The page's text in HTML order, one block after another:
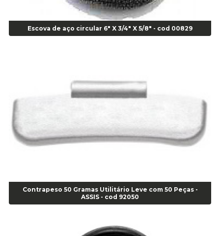
Agulha Inserto Pneu s/ câmara - Moto - cod 02973
Agulha Inserto Pneus s/ câmara - Passeio - Cod 00163
Agulha para Aplicação Vipstem- Vipal - Cod 02558
Alicate Bico Curvo - Cod 01781
Alicate Bico Reto - Cod 02804
Alicate Bico Reto para Anéis Internos - Cod 00892
Alicate Bomba D Água - Cod 01326
Alicate Corte Diagonal - Cod 02138
Alicate de Corte Diagonal - cod 02138
Alicate de Pressão Corneta (Cód. 01780)
Alicate para Abracadeira 3/16" x 1.3/16" 29840 - Gedore - Cod 02174
Escova de aço circular 6" X 3/4" X 5/8" - cod 00829
Contrapeso 50 Gramas Utilitário Leve com 50 Peças -
ASSIS - cod 92050